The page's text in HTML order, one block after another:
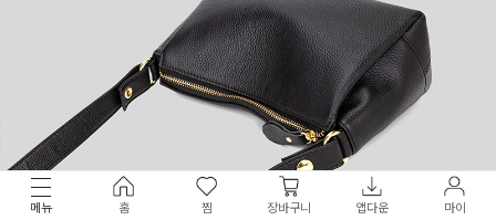
메뉴 홈 찜 장바구니 앱다운 마이